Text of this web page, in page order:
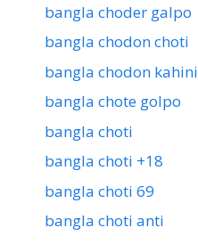
bangla choder galpo
bangla chodon choti
bangla chodon kahini
bangla chote golpo
bangla choti
bangla choti +18
bangla choti 69
bangla choti anti